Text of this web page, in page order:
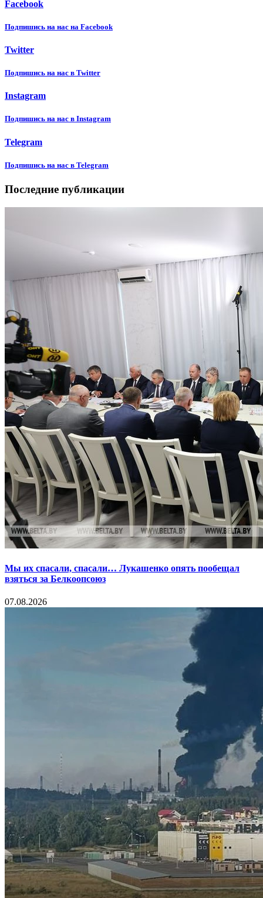
Facebook
Подпишиcь на нас на Facebook
Twitter
Подпишиcь на нас в Twitter
Instagram
Подпишиcь на нас в Instagram
Telegram
Подпишиcь на нас в Telegram
Последние публикации
Мы их спасали, спасали… Лукашенко опять пообещал
взяться за Белкоопсоюз
07.08.2026